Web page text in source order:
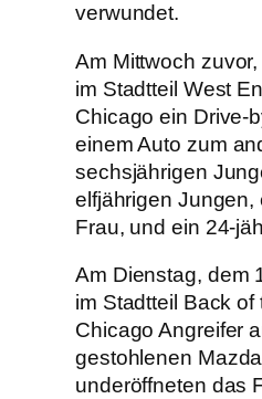
verwundet.
Am Mittwoch
im Stadtteil West
Chicago ein Drive-
einem Auto zum
sechsjährigen
elfjährigen Jungen,
Frau, und ein 24-
Am Dienstag, dem
im Stadtteil Back of
Chicago Angreifer
gestohlenen
underöffneten das